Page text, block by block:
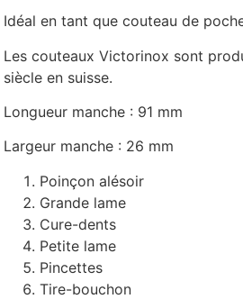
Idéal en tant que couteau de
Les couteaux Victorinox sont
siècle en suisse.
Longueur manche : 91 mm
Largeur manche : 26 mm
Poinçon alésoir
Grande lame
Cure-dents
Petite lame
Pincettes
Tire-bouchon